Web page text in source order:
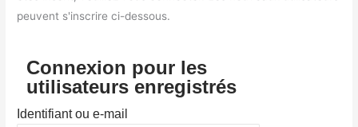
peuvent s'inscrire ci-dessous.
Connexion pour les
utilisateurs enregistrés
Identifiant ou e-mail